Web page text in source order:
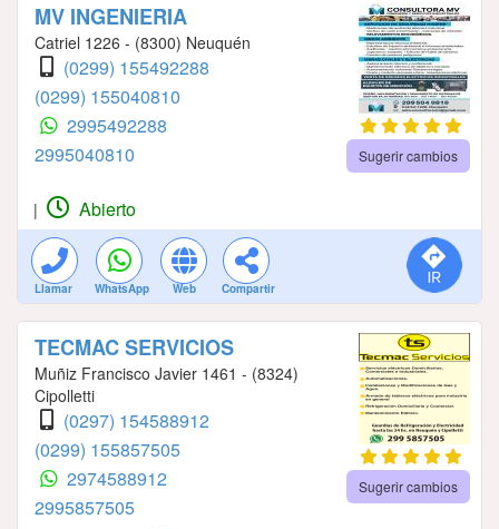
MV INGENIERIA
Catriel 1226 - (8300) Neuquén
(0299) 155492288
(0299) 155040810
2995492288
2995040810
Sugerir cambios
| Abierto
Llamar WhatsApp Web Compartir
TECMAC SERVICIOS
Muñiz Francisco Javier 1461 - (8324)
Cipolletti
(0297) 154588912
(0299) 155857505
2974588912
2995857505
Sugerir cambios